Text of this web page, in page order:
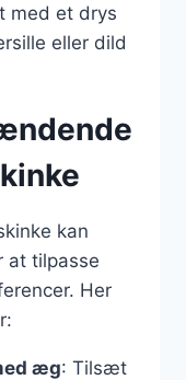
med et drys
eller dild
kan
at tilpasse
Her
æg: Tilsæt